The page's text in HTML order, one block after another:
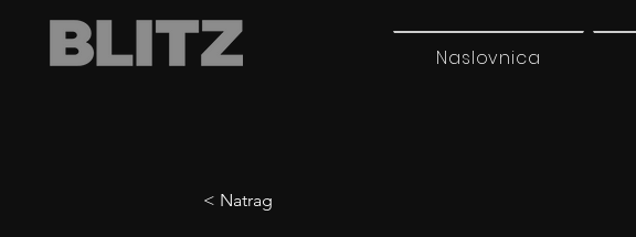
Naslovnica
< Natrag